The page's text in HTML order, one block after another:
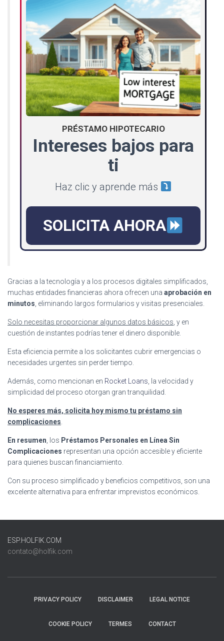
PRÉSTAMO HIPOTECARIO
Intereses bajos para
ti
Haz clic y aprende más
SOLICITA AHORA
Gracias a la tecnología y a los procesos digitales simplificados,
muchas entidades financieras ahora ofrecen una aprobación en
minutos , eliminando largos formularios y visitas presenciales.
Solo necesitas proporcionar algunos datos básicos , y en
cuestión de instantes podrías tener el dinero disponible.
Esta eficiencia permite a los solicitantes cubrir emergencias o
necesidades urgentes sin perder tiempo.
Además, como mencionan en Rocket Loans , la velocidad y
simplicidad del proceso otorgan gran tranquilidad.
No esperes más, solicita hoy mismo tu préstamo sin
complicaciones
En resumen , los Préstamos Personales en Línea Sin
Complicaciones representan una opción accesible y eficiente
para quienes buscan financiamiento.
Con su proceso simplificado y beneficios competitivos, son una
excelente alternativa para enfrentar imprevistos económicos.
ESP.HOLFIK.COM
contato@holfik.com
PRIVACY POLICY DISCLAIMER LEGAL NOTICE
COOKIE POLICY TERMES CONTACT